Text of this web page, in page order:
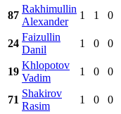
87
Rakhimullin
Alexander
1 1 0
24
Faizullin
Danil
1 0 0
19
Khlopotov
Vadim
1 0 0
71
Shakirov
Rasim
1 0 0